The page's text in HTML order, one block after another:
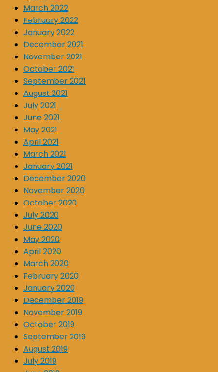
March 2022
February 2022
January 2022
December 2021
November 2021
October 2021
September 2021
August 2021
July 2021
June 2021
May 2021
April 2021
March 2021
January 2021
December 2020
November 2020
October 2020
July 2020
June 2020
May 2020
April 2020
March 2020
February 2020
January 2020
December 2019
November 2019
October 2019
September 2019
August 2019
July 2019